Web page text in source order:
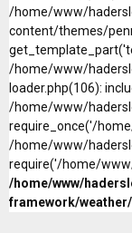
/home/www/
content/themes/
/home/www/
loader.php(106):
/home/www/
require_once('/
/home/www/
require('/home/
/home/www/
framework/